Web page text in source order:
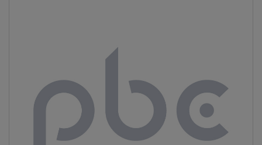
Vous ne
trouvez
pas